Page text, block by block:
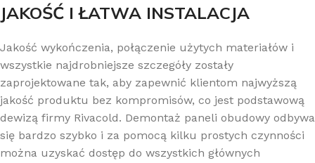
JAKOŚĆ I ŁATWA INSTALACJA
Jakość wykończenia, połączenie użytych materiałów i
wszystkie najdrobniejsze szczegóły zostały
zaprojektowane tak, aby zapewnić klientom najwyższą
jakość produktu bez kompromisów, co jest podstawową
dewizą firmy Rivacold. Demontaż paneli obudowy odbywa
się bardzo szybko i za pomocą kilku prostych czynności
można uzyskać dostęp do wszystkich głównych